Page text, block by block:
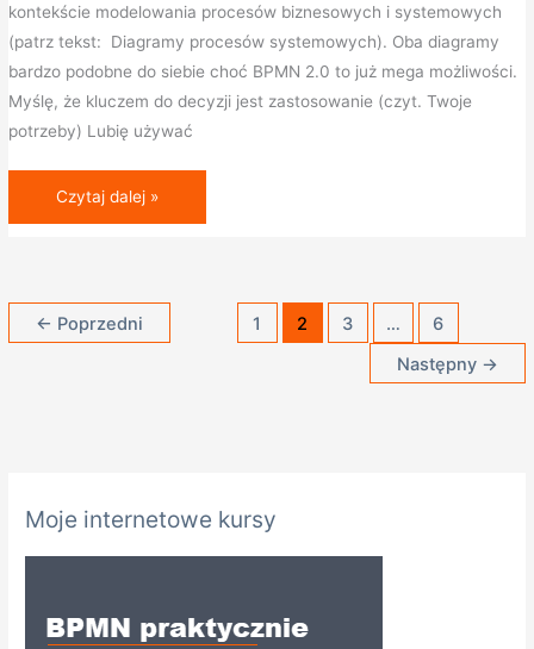
kontekście modelowania procesów biznesowych i systemowych
(patrz tekst: Diagramy procesów systemowych). Oba diagramy
bardzo podobne do siebie choć BPMN 2.0 to już mega możliwości.
Myślę, że kluczem do decyzji jest zastosowanie (czyt. Twoje
potrzeby) Lubię używać
Czytaj dalej »
← Poprzedni 1 2 3 …
6
Następny →
Moje internetowe kursy
a